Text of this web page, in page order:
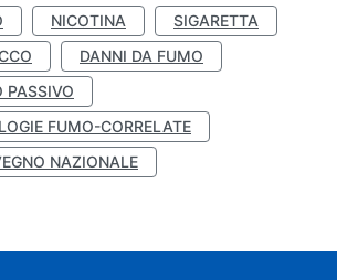
NICOTINA
SIGARETTA
DANNI DA FUMO
PASSIVO
FUMO-CORRELATE
NAZIONALE